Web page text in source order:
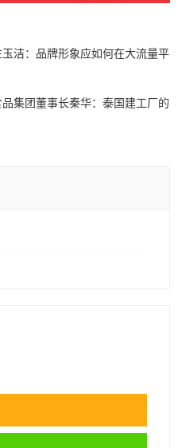
洁：品牌形象应如何在大流量平
集团董事长秦华：泰国建工厂的